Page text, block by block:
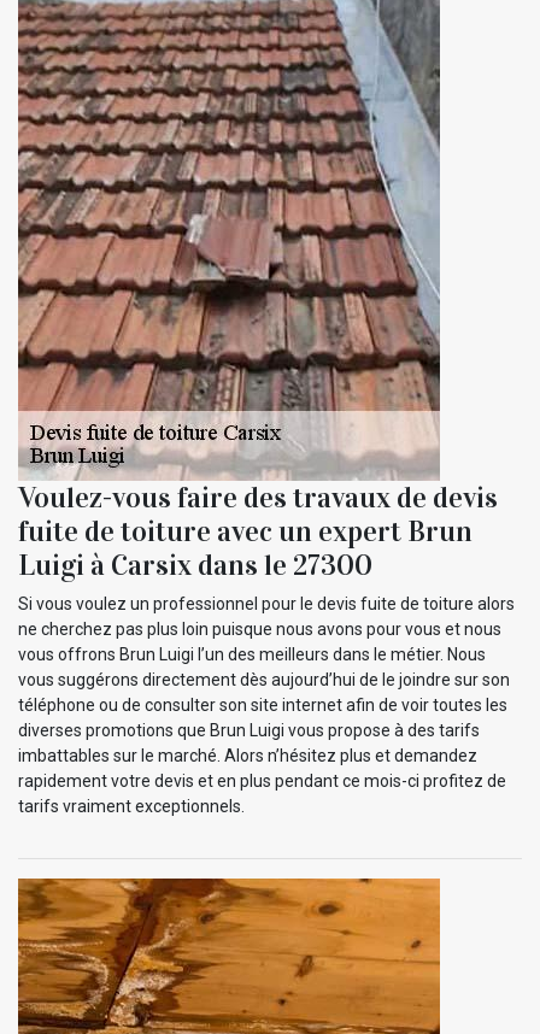
Voulez-vous faire des travaux de devis
fuite de toiture avec un expert Brun
Luigi à Carsix dans le 27300
Si vous voulez un professionnel pour le devis fuite de toiture alors
ne cherchez pas plus loin puisque nous avons pour vous et nous
vous offrons Brun Luigi l’un des meilleurs dans le métier. Nous
vous suggérons directement dès aujourd’hui de le joindre sur son
téléphone ou de consulter son site internet afin de voir toutes les
diverses promotions que Brun Luigi vous propose à des tarifs
imbattables sur le marché. Alors n’hésitez plus et demandez
rapidement votre devis et en plus pendant ce mois-ci profitez de
tarifs vraiment exceptionnels.